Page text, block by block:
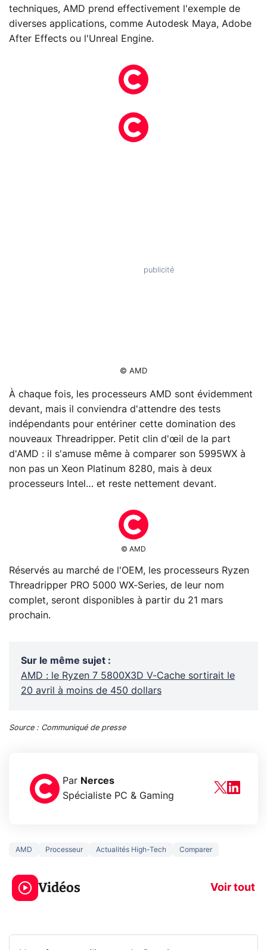
techniques, AMD prend effectivement l'exemple de
diverses applications, comme Autodesk Maya, Adobe
After Effects ou l'Unreal Engine.
© AMD
À chaque fois, les processeurs AMD sont évidemment
devant, mais il conviendra d'attendre des tests
indépendants pour entériner cette domination des
nouveaux Threadripper. Petit clin d'œil de la part
d'AMD : il s'amuse même à comparer son 5995WX à
non pas un Xeon Platinum 8280, mais à deux
processeurs Intel… et reste nettement devant.
© AMD
Réservés au marché de l'OEM, les processeurs Ryzen
Threadripper PRO 5000 WX-Series, de leur nom
complet, seront disponibles à partir du 21 mars
prochain.
Sur le même sujet :
AMD : le Ryzen 7 5800X3D V-Cache sortirait le
20 avril à moins de 450 dollars
Source : Communiqué de presse
Par Nerces
Spécialiste PC & Gaming
AMD Processeur Actualités High-Tech Comparer
Vidéos Voir tout
jeux dans la
prochaine Xbox !
Ce que vous
navigation